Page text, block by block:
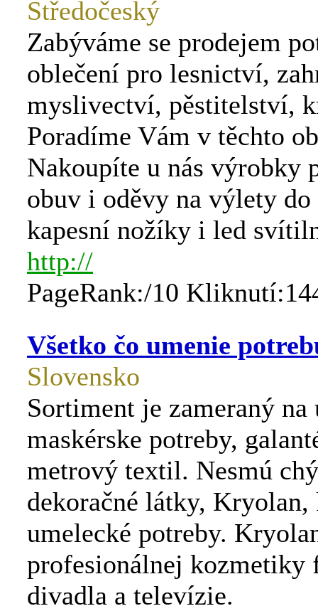
Středočeský
Zabýváme se prodejem
oblečení pro lesnictví,
myslivectví, pěstitelství,
Poradíme Vám v těchto
Nakoupíte u nás výrobky
obuv i oděvy na výlety do
kapesní nožíky i led
http://
PageRank:/10
Všetko čo umenie
Slovensko
Sortiment je zameraný na
maskérske potreby,
metrový textil. Nesmú
dekoračné látky, Kryolan,
umelecké potreby.
profesionálnej kozmetiky
divadla a televízie.